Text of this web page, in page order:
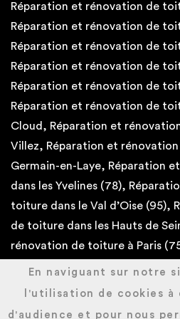
Réparation et rénovation de
Réparation et rénovation de
Réparation et rénovation de
Réparation et rénovation de
Réparation et rénovation de
Réparation et rénovation de
Cloud, Réparation et
Villez, Réparation et
Germain-en-Laye, Réparation
dans les Yvelines (78),
toiture dans le Val d’Oise (95),
de toiture dans les Hauts de
rénovation de toiture à Paris
En naviguant sur notre
l'utilisation de cookies à
d'audience et pour nous